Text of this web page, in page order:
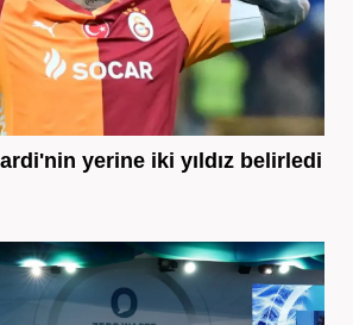
yerine iki yıldız belirledi